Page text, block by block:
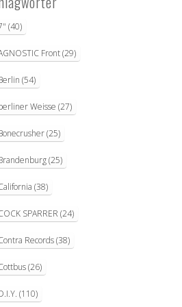
(40)
Front(29)
(54)
Weisse (27)
(25)
(25)
(38)
SPARRER (24)
Records(38)
(26)
(110)